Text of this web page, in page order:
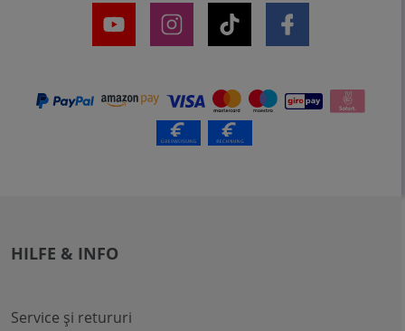
HILFE & INFO
Service și retururi